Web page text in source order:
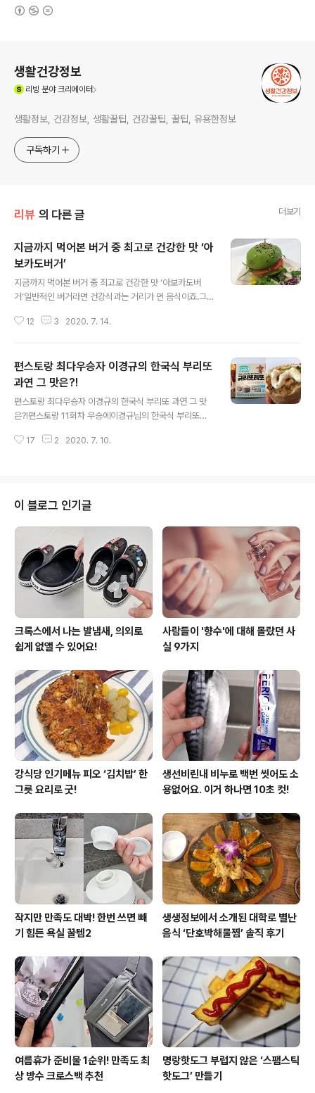
생활건강정보
리빙 분야 크리에이터
생활정보, 건강정보, 생활꿀팁, 건강꿀팁, 꿀팁, 유용한정보
구독하기
리뷰 의 다른 글 더보기
지금까지 먹어본 버거 중 최고로 건강한 맛 ‘아
보카도버거’
지금까지 먹어본 버거 중 최고로 건강한 맛 ‘아보카도버
거’일반적인 버거라면 건강식과는 거리가 먼 음식이죠.그
있더라고요. 물론 제가 알고 있는 아보카도버거의 기준을
넥은 이미 맛집으로 유명한 음식점인데요.최근 갤러리아
백화점 광교점에 입점해서드디어 저도 맛을 보게 됐어요.
저는 두가지 메뉴를 주문했는데요. 하나는 명란크림파스
타, 또 하나는 아보카도연어버거에요. 먼저 명란크림파스
타부터. 가격은 18,000원이고,명란이 들어간 크림소스가
톡톡 터지면서매콤하니 맛있더라고요.개인적으로 명란이
12 3 2020. 7. 14.
편스토랑 최다우승자 이경규의 한국식 부리또
과연 그 맛은?!
편스토랑 최다우승자 이경규의 한국식 부리또 과연 그 맛
은?!편스토랑 11회차 우승에이경규님의 한국식 부리또가
시켜먹는데요.한국식 부리또는 과연 어떤 맛인지저도 한번
한우는 아니지만국내산 육우도 요즘 맛이 좋더라고요. 가
격은 5,500원.4165g에 684kcal로적지 않은 가격에적
지 않은 양과 푸짐한 열량을 자랑해요 ㅋ 조리방법은 전자
레인지와 에어프라이어두가지 방법이 안내되어 있는데요.
저의 픽은 좀 더 간편한 전자레인지! 구성품은 부리또 본품
과 홀갈릭 디핑소스에요. 전자레인지로 1분 돌렸..
17 2 2020. 7. 10.
이 블로그 인기글
크록스에서 나는 발냄새, 의외로
쉽게 없앨 수 있어요!
사람들이 '향수'에 대해 몰랐던 사
실 9가지
강식당 인기메뉴 피오 ‘김치밥’ 한
그릇 요리로 굿!
생선비린내 비누로 백번 씻어도 소
용없어요. 이거 하나면 10초 컷!
작지만 만족도 대박! 한번 쓰면 빼
기 힘든 욕실 꿀템2
생생정보에서 소개된 대학로 별난
음식 ‘단호박해물찜’ 솔직 후기
여름휴가 준비물 1순위! 만족도 최
상 방수 크로스백 추천
명랑핫도그 부럽지 않은 ‘스팸스틱
핫도그’ 만들기